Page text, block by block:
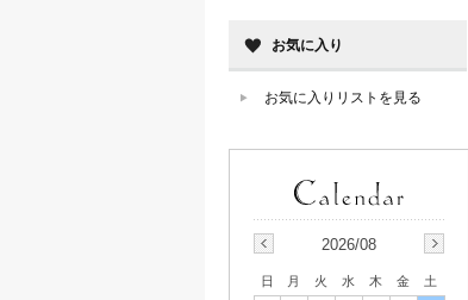
お気に入り
お気に入りリストを見る
2026/08
日 月 火 水 木 金
土